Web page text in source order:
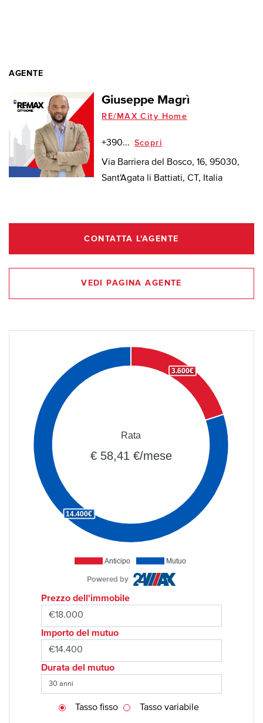
AGENTE
Giuseppe Magrì
RE/MAX City Home
+390... Scopri
Via Barriera del Bosco, 16, 95030,
Sant'Agata li Battiati, CT, Italia
CONTATTA L'AGENTE
VEDI PAGINA AGENTE
Anticipo Mutuo
3.600€
14.400€
Rata
€ 58,41 €/mese
Powered by
Prezzo dell'immobile
Importo del mutuo
Durata del mutuo
Tasso fisso Tasso variabile